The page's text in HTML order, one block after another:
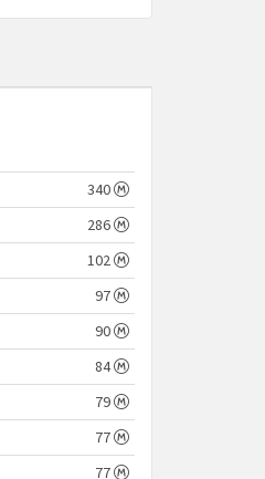
340
286
102
97
90
84
79
77
77